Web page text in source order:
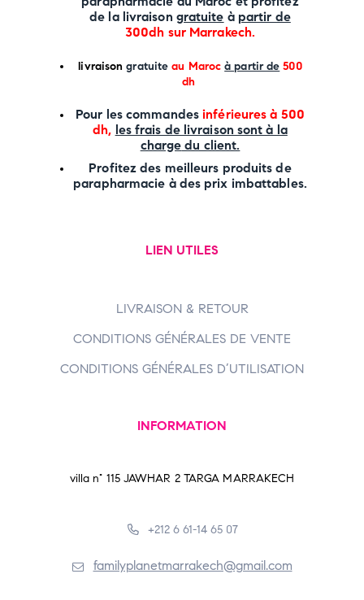
de la livraison gratuite à partir de
300dh sur Marrakech.
livraison gratuite au Maroc à partir de 500
dh
Pour les commandesinférieures à 500
dh, les frais de livraison sont à la
charge du client.
Profitez des meilleurs produits de
parapharmacie à des prix imbattables.
LIEN UTILES
LIVRAISON & RETOUR
CONDITIONS GÉNÉRALES DE VENTE
CONDITIONS GÉNÉRALES D’UTILISATION
INFORMATION
villa n° 115 JAWHAR 2 TARGA MARRAKECH
+212 6 61-14 65 07
familyplanetmarrakech@gmail.com